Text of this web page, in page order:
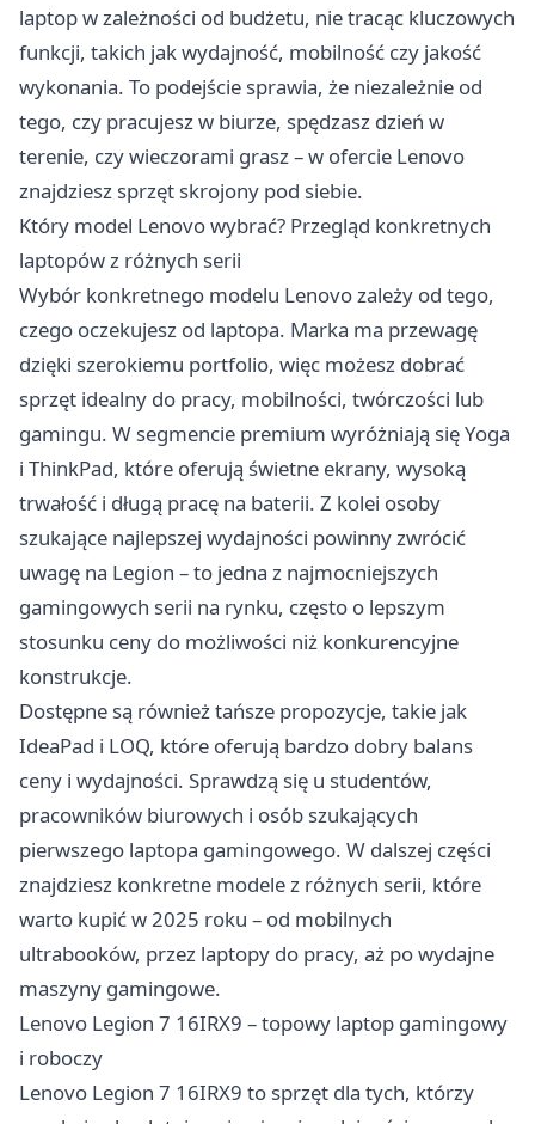
laptop w zależności od budżetu, nie tracąc kluczowych
funkcji, takich jak wydajność, mobilność czy jakość
wykonania. To podejście sprawia, że niezależnie od
tego, czy pracujesz w biurze, spędzasz dzień w
terenie, czy wieczorami grasz – w ofercie Lenovo
znajdziesz sprzęt skrojony pod siebie.
Który model Lenovo wybrać? Przegląd konkretnych
laptopów z różnych serii
Wybór konkretnego modelu Lenovo zależy od tego,
czego oczekujesz od laptopa. Marka ma przewagę
dzięki szerokiemu portfolio, więc możesz dobrać
sprzęt idealny do pracy, mobilności, twórczości lub
gamingu. W segmencie premium wyróżniają się Yoga
i ThinkPad, które oferują świetne ekrany, wysoką
trwałość i długą pracę na baterii. Z kolei osoby
szukające najlepszej wydajności powinny zwrócić
uwagę na Legion – to jedna z najmocniejszych
gamingowych serii na rynku, często o lepszym
stosunku ceny do możliwości niż konkurencyjne
konstrukcje.
Dostępne są również tańsze propozycje, takie jak
IdeaPad i LOQ, które oferują bardzo dobry balans
ceny i wydajności. Sprawdzą się u studentów,
pracowników biurowych i osób szukających
pierwszego laptopa gamingowego. W dalszej części
znajdziesz konkretne modele z różnych serii, które
warto kupić w 2025 roku – od mobilnych
ultrabooków, przez laptopy do pracy, aż po wydajne
maszyny gamingowe.
Lenovo Legion 7 16IRX9 – topowy laptop gamingowy
i roboczy
Lenovo Legion 7 16IRX9 to sprzęt dla tych, którzy